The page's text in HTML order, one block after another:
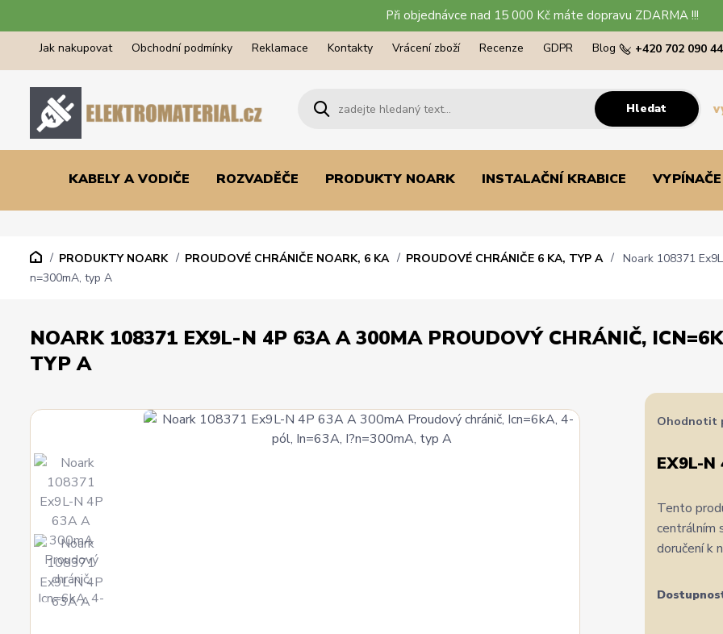
Při objednávce nad 15 000 Kč máte dopravu ZDARMA !!!
Jak nakupovat Obchodní podmínky Reklamace Kontakty Vrácení zboží Recenze GDPR Blog
Hledat
+420 702 090
KABELY A VODIČE ROZVADĚČE PRODUKTY NOARK INSTALAČNÍ KRABICE
PRODUKTY NOARK PROUDOVÉ CHRÁNIČE NOARK, 6 KA PROUDOVÉ CHRÁNIČE 6 KA, TYP A
Noark 108371
n=300mA, typ A
NOARK 108371 EX9L-N 4P 63A A 300MA PROUDOVÝ CHRÁNIČ,
TYP A
Ohodnotit
EX9L-N
Tento
centrálním
doručení k